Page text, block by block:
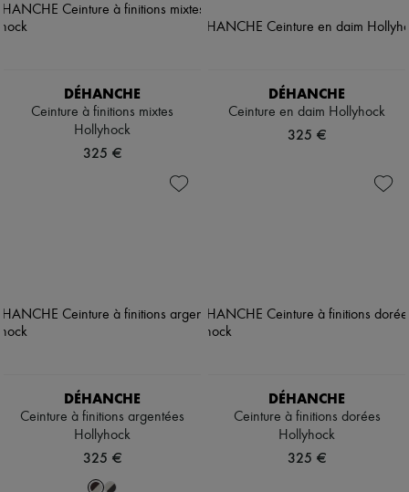
DÉHANCHE
Ceinture à finitions mixtes
Hollyhock
325 €
DÉHANCHE
Ceinture en daim Hollyhock
325 €
DÉHANCHE
Ceinture à finitions argentées
Hollyhock
325 €
DÉHANCHE
Ceinture à finitions dorées
Hollyhock
325 €